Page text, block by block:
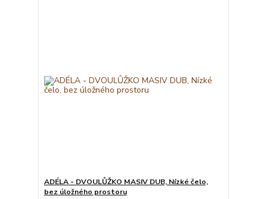
ADÉLA - DVOULŮŽKO MASIV DUB, Nízké čelo,
bez úložného prostoru